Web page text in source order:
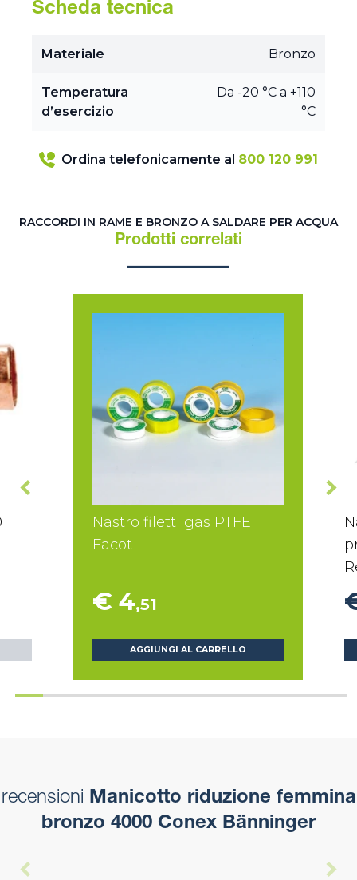
Scheda tecnica
Materiale Bronzo
Temperatura
d’esercizio
Da -20 °C a +110
°C
Ordina telefonicamente al 800 120 991
RACCORDI IN RAME E BRONZO A SALDARE PER ACQUA
Prodotti correlati
Nastro filetti gas PTFE
Facot
€ 4,51
AGGIUNGI AL CARRELLO
recensioni Manicotto riduzione femmina
bronzo 4000 Conex Bänninger